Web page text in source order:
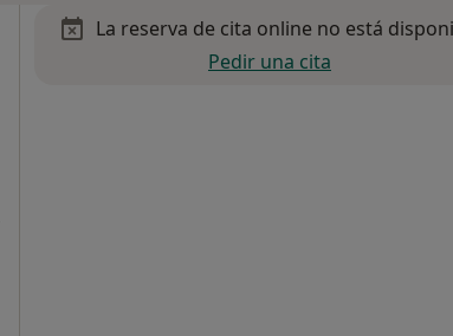
La reserva de cita online no está
Pedir una cita